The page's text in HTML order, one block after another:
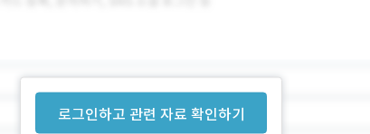
로그인하고 관련 자료 확인하기